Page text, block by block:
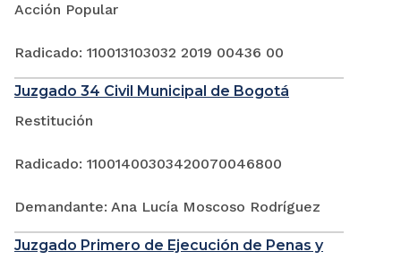
Acción Popular
Radicado: 110013103032 2019 00436 00
Juzgado 34 Civil Municipal de Bogotá
Restitución
Radicado: 11001400303420070046800
Demandante: Ana Lucía Moscoso Rodríguez
Juzgado Primero de Ejecución de Penas y